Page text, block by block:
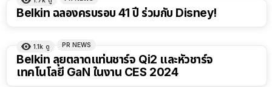
Belkin ฉลองครบรอบ 41 ปี ร่วมกับ Disney!
1.1k ดู PR NEWS
Belkin ลุยตลาดแท่นชาร์จ Qi2 และหัวชาร์จ
เทคโนโลยี GaN ในงาน CES 2024